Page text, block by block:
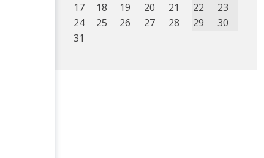
17
18 19 20 21 22
23
24
25 26 27 28 29
30
31